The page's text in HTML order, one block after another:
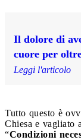
Il dolore di
cuore per
Leggi l'articolo
Tutto questo è
Chiesa e vagliato
“Condizioni